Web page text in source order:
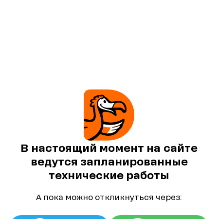
В настоящий момент на сайте
ведутся запланированные
технические работы
А пока можно откликнуться через: